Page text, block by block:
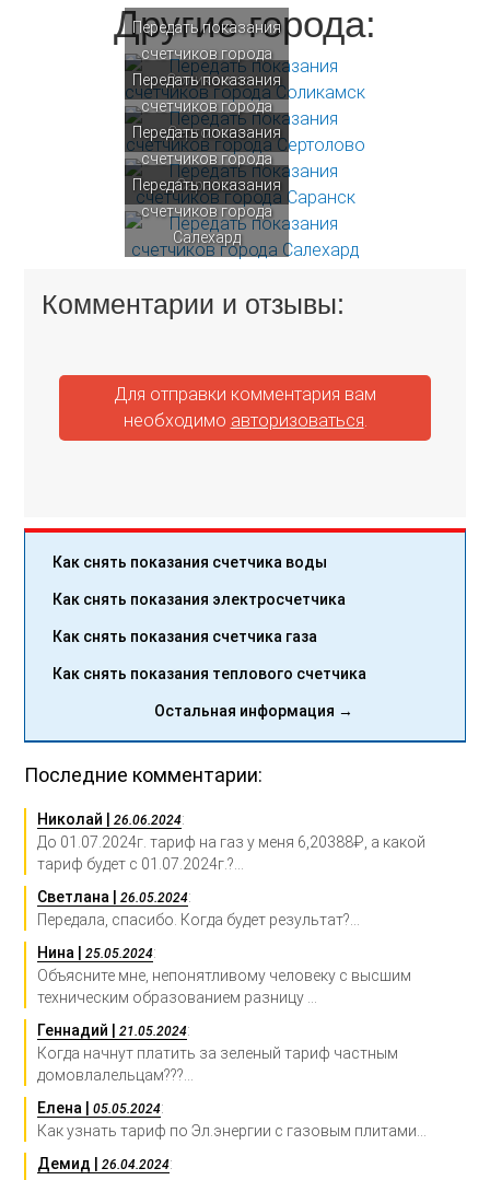
Другие города:
Передать показания
счетчиков города
Соликамск
Передать показания
счетчиков города
Сертолово
Передать показания
счетчиков города
Саранск
Передать показания
счетчиков города
Салехард
Комментарии и отзывы:
Для отправки комментария вам
необходимо авторизоваться
Как снять показания счетчика воды
Как снять показания электросчетчика
Как снять показания счетчика газа
Как снять показания теплового счетчика
Остальная информация →
Последние комментарии:
Николай |26.06.2024:
До 01.07.2024г. тариф на газ у меня 6,20388₽, а какой
тариф будет с 01.07.2024г.?...
Светлана |26.05.2024:
Передала, спасибо. Когда будет результат?...
Нина |25.05.2024:
Объясните мне, непонятливому человеку с высшим
техническим образованием разницу ...
Геннадий |21.05.2024:
Когда начнут платить за зеленый тариф частным
домовлалельцам???...
Елена |05.05.2024:
Как узнать тариф по Эл.энергии с газовым плитами...
Демид |26.04.2024: